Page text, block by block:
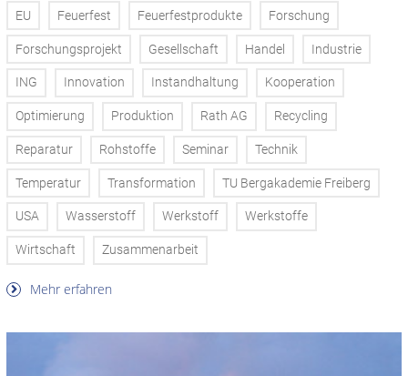
EU Feuerfest Feuerfestprodukte Forschung
Forschungsprojekt Gesellschaft Handel Industrie
ING Innovation Instandhaltung Kooperation
Optimierung Produktion Rath AG Recycling
Reparatur Rohstoffe Seminar Technik
Temperatur Transformation TU Bergakademie Freiberg
USA Wasserstoff Werkstoff Werkstoffe
Wirtschaft Zusammenarbeit
Mehr erfahren